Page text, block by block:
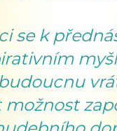
se k
možnost